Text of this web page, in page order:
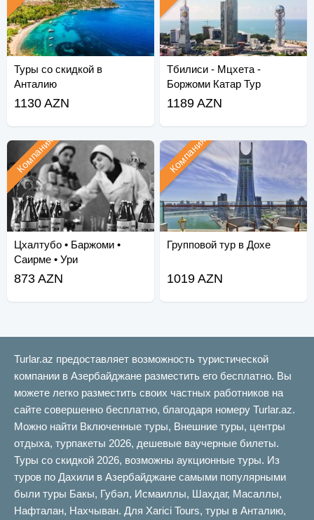
Туры со скидкой в
Анталию
1130 AZN
Тбилиси - Мцхета -
Боржоми Катар Тур
1189 AZN
Цхалтубо • Баржоми •
Саирме • Ури
Компания
873 AZN
Групповой тур в Дохе
Компания
1019 AZN
Turlar.az предоставляет возможность туристической
компании в Азербайджане разместить его бесплатно. Вы
можете легко разместить своих частных работников на
сайте совершенно бесплатно, благодаря номеру Turlar.az.
Можно найти Включенные туры, Внешние туры, центры
отдыха, турпакеты 2026, дешевые ваучерные билеты.
Туры со скидкой 2026, возможны аукционные туры. Из
туров по Дахили в Азербайджане самыми популярными
были туры Бакы, Губəл, Исмаиллы, Шахдаг, Масаллы,
Нафталан, Нахчыван. Для Xarici Tours, туры в Анталию,